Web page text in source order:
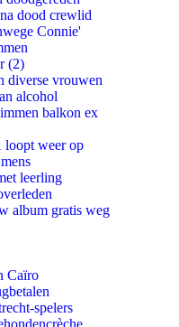
dood crewlid
Connie'
(2)
diverse vrouwen
alcohol
balkon ex
loopt weer op
leerling
album gratis weg
Caïro
spelers